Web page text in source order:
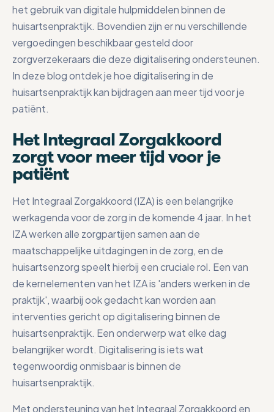
het gebruik van digitale hulpmiddelen binnen de
huisartsenpraktijk. Bovendien zijn er nu verschillende
vergoedingen beschikbaar gesteld door
zorgverzekeraars die deze digitalisering ondersteunen.
In deze blog ontdek je hoe digitalisering in de
huisartsenpraktijk kan bijdragen aan meer tijd voor je
patiënt.
Het Integraal Zorgakkoord
zorgt voor meer tijd voor je
patiënt
Het Integraal Zorgakkoord (IZA) is een belangrijke
werkagenda voor de zorg in de komende 4 jaar. In het
IZA werken alle zorgpartijen samen aan de
maatschappelijke uitdagingen in de zorg, en de
huisartsenzorg speelt hierbij een cruciale rol. Een van
de kernelementen van het IZA is 'anders werken in de
praktijk', waarbij ook gedacht kan worden aan
interventies gericht op digitalisering binnen de
huisartsenpraktijk. Een onderwerp wat elke dag
belangrijker wordt. Digitalisering is iets wat
tegenwoordig onmisbaar is binnen de
huisartsenpraktijk.
Met ondersteuning van het Integraal Zorgakkoord en